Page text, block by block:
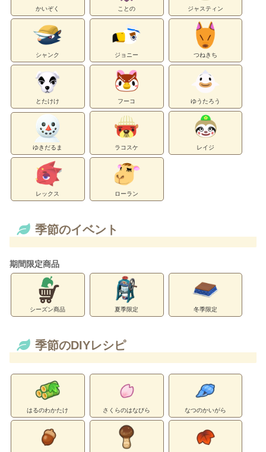
かいぞく ことの ジャスティン
シャンク ジョニー つねきち
とたけけ フーコ ゆうたろう
ゆきだるま ラコスケ レイジ
レックス ローラン
季節のイベント
期間限定商品
シーズン商品 夏季限定 冬季限定
季節のDIYレシピ
はるのわかたけ さくらのはなびら なつのかいがら